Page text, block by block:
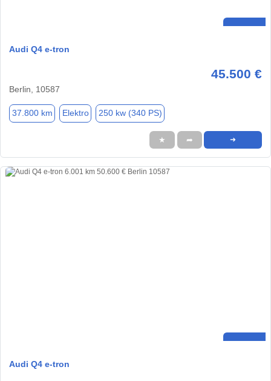
Audi Q4 e-tron
45.500 €
Berlin, 10587
37.800 km Elektro 250 kw (340 PS)
★ ➦ ➜
Audi Q4 e-tron